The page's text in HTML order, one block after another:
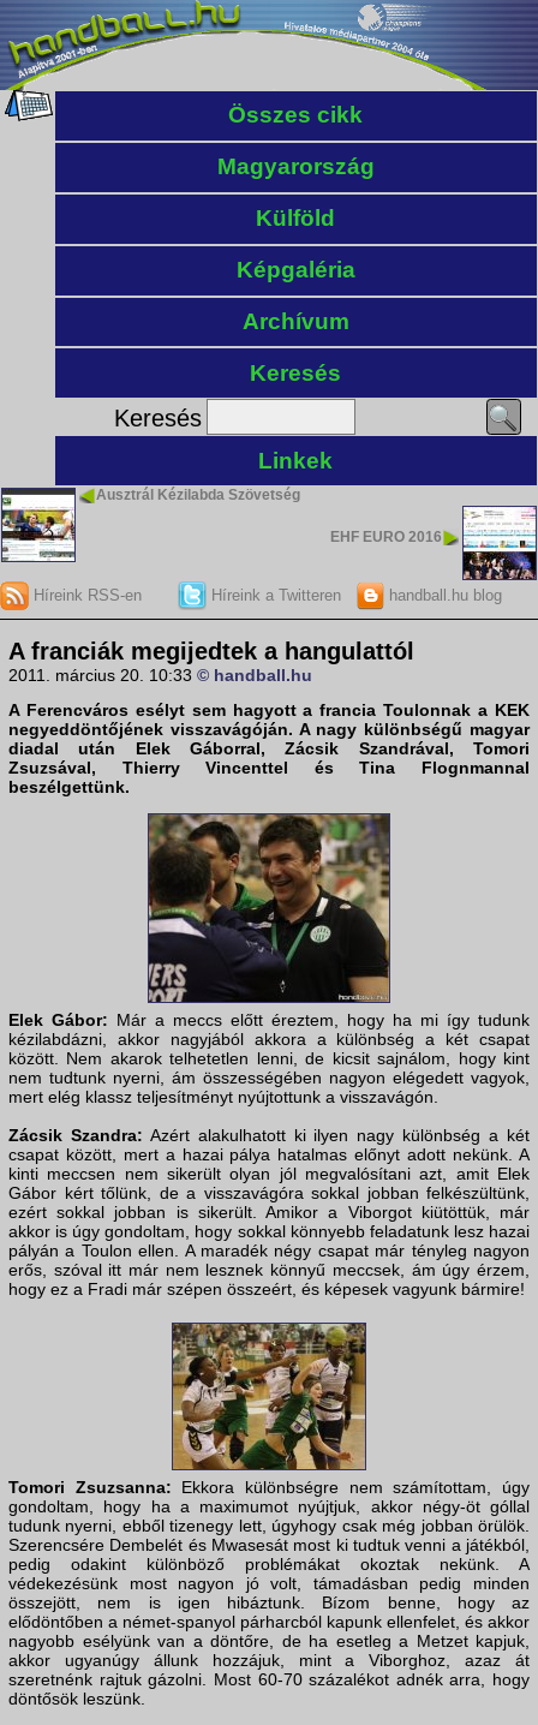
Összes cikk
Magyarország
Külföld
Képgaléria
Archívum
Keresés
Keresés
Linkek
Ausztrál Kézilabda Szövetség
EHF EURO 2016
Híreink RSS-en Híreink a Twitteren handball.hu blog
A franciák megijedtek a hangulattól
2011. március 20. 10:33 © handball.hu
A Ferencváros esélyt sem hagyott a franciaToulonnak a KEK
negyeddöntőjének visszavágóján. A nagy különbségű magyar
diadal után Elek Gáborral,Zácsik Szandrával,Tomori
Zsuzsával, Thierry Vincenttel ésTina Flognmannal
beszélgettünk.
Elek Gábor: Már a meccs előtt éreztem, hogy ha mi így tudunk
kézilabdázni, akkor nagyjából akkora a különbség a két csapat
között. Nem akarok telhetetlen lenni, de kicsit sajnálom, hogy kint
nem tudtunk nyerni, ám összességében nagyon elégedett vagyok,
mert elég klassz teljesítményt nyújtottunk a visszavágón.
Zácsik Szandra: Azért alakulhatott ki ilyen nagy különbség a két
csapat között, mert a hazai pálya hatalmas előnyt adott nekünk. A
kinti meccsen nem sikerült olyan jól megvalósítani azt, amit Elek
Gábor kért tőlünk, de a visszavágóra sokkal jobban felkészültünk,
ezért sokkal jobban is sikerült. Amikor a Viborgot kiütöttük, már
akkor is úgy gondoltam, hogy sokkal könnyebb feladatunk lesz hazai
pályán a Toulon ellen. A maradék négy csapat már tényleg nagyon
erős, szóval itt már nem lesznek könnyű meccsek, ám úgy érzem,
hogy ez a Fradi már szépen összeért, és képesek vagyunk bármire!
Tomori Zsuzsanna: Ekkora különbségre nem számítottam, úgy
gondoltam, hogy ha a maximumot nyújtjuk, akkor négy-öt góllal
tudunk nyerni, ebből tizenegy lett, úgyhogy csak még jobban örülök.
Szerencsére Dembelét és Mwasesát most ki tudtuk venni a játékból,
pedig odakint különböző problémákat okoztak nekünk. A
védekezésünk most nagyon jó volt, támadásban pedig minden
összejött, nem is igen hibáztunk. Bízom benne, hogy az
elődöntőben a német-spanyol párharcból kapunk ellenfelet, és akkor
nagyobb esélyünk van a döntőre, de ha esetleg a Metzet kapjuk,
akkor ugyanúgy állunk hozzájuk, mint a Viborghoz, azaz át
szeretnénk rajtuk gázolni. Most 60-70 százalékot adnék arra, hogy
döntősök leszünk.